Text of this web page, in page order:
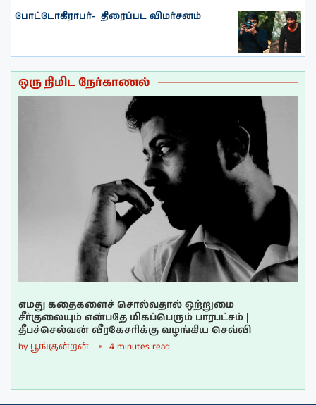
போட்டோகிராபர்- ‌ திரைப்பட விமர்சனம்
ஒரு நிமிட நேர்காணல்
எமது கதைகளைச் சொல்வதால் ஒற்றுமை
சீர்குலையும் என்பதே மிகப்பெரும் பாரபட்சம் |
தீபச்செல்வன் வீரகேசரிக்கு வழங்கிய செவ்வி
by பூங்குன்றன் 4 minutes read